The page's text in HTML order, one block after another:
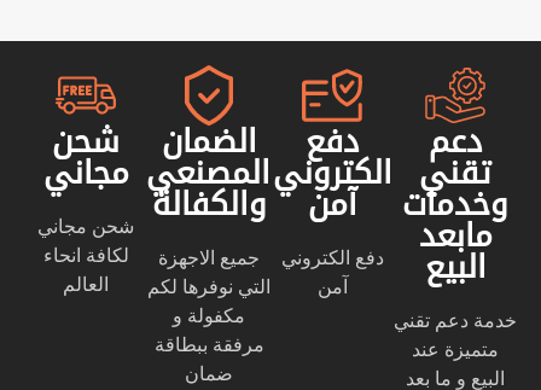
شحن
مجاني
شحن مجاني
لكافة انحاء
العالم
الضمان
المصنعي
والكفالة
جميع الاجهزة
التي نوفرها لكم
مكفولة و
مرفقة ببطاقة
ضمان
دفع
الكتروني
آمن
دفع الكتروني
آمن
دعم
تقني
وخدمات
مابعد
البيع
خدمة دعم تقني
متميزة عند
البيع و ما بعد